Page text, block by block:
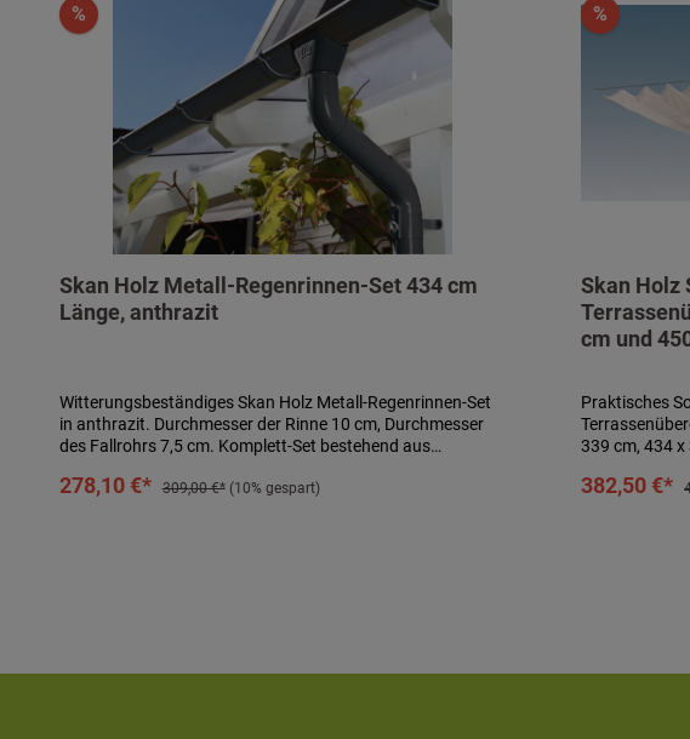
%
Skan Holz Metall-Regenrinnen-Set 434 cm
Länge, anthrazit
Witterungsbeständiges Skan Holz Metall-Regenrinnen-Set
in anthrazit. Durchmesser der Rinne 10 cm, Durchmesser
des Fallrohrs 7,5 cm. Komplett-Set bestehend aus
Verbindungselementen, Rohrschellen, Regenrinnenhaltern,
278,10 €* 309,00 €* (10% gespart)
In den Warenkorb
%
Skan Holz
cm und
Praktisches
339 cm, 434
382,50 €*